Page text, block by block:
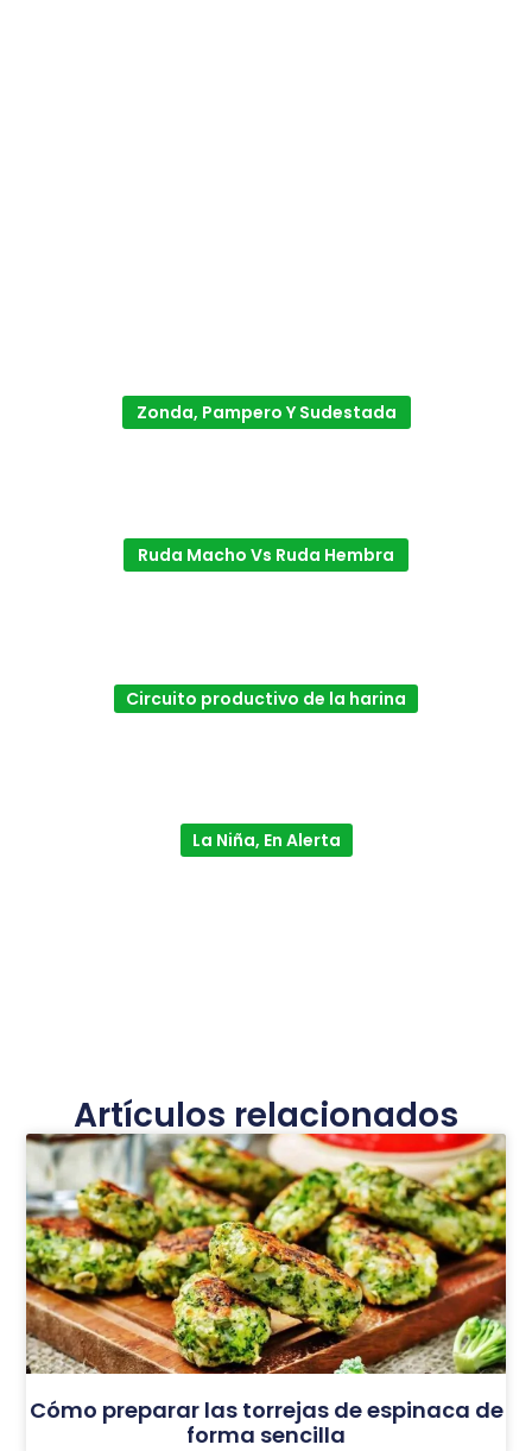
Zonda, Pampero Y Sudestada
Ruda Macho Vs Ruda Hembra
Circuito productivo de la harina
La Niña, En Alerta
Artículos relacionados
Cómo preparar las torrejas de espinaca de
forma sencilla